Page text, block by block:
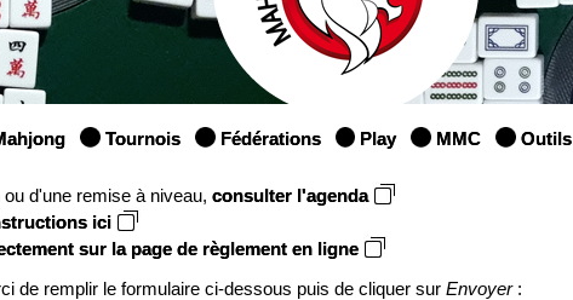
Tournois Fédérations Play MMC Outils
d'une remise à niveau, consulter l'agenda
ici
sur la page de règlement en ligne
de remplir le formulaire ci-dessous puis de cliquer sur Envoyer: